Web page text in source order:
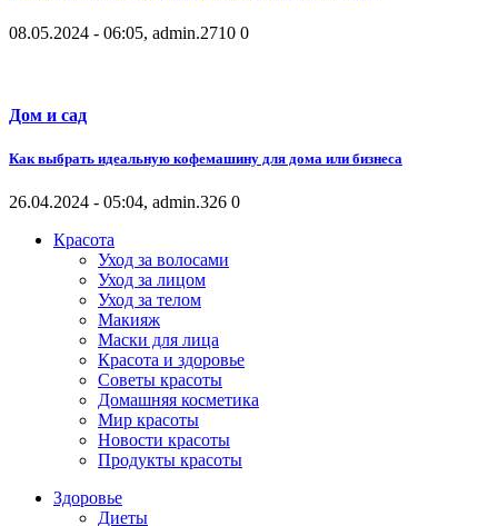
08.05.2024 - 06:05, admin.2710 0
Дом и сад
Как выбрать идеальную кофемашину для дома или бизнеса
26.04.2024 - 05:04, admin.326 0
Красота
Уход за волосами
Уход за лицом
Уход за телом
Макияж
Маски для лица
Красота и здоровье
Советы красоты
Домашняя косметика
Мир красоты
Новости красоты
Продукты красоты
Здоровье
Диеты